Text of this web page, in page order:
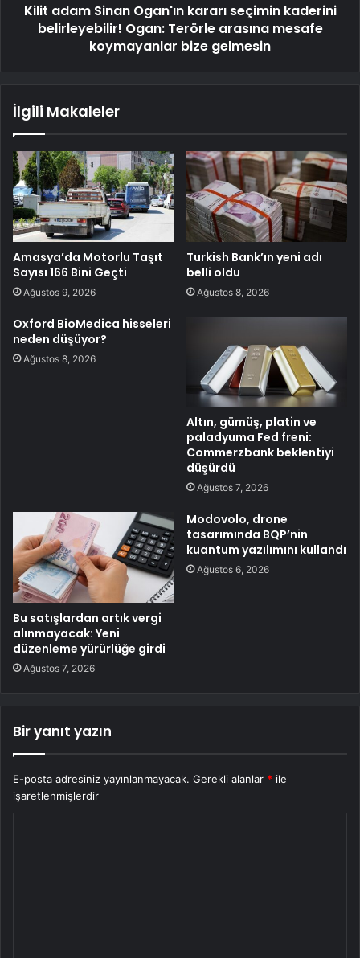
Kilit adam Sinan Ogan'ın kararı seçimin kaderini
belirleyebilir! Ogan: Terörle arasına mesafe
koymayanlar bize gelmesin
İlgili Makaleler
Amasya’da Motorlu Taşıt
Sayısı 166 Bini Geçti
Ağustos 9, 2026
Turkish Bank’ın yeni adı
belli oldu
Ağustos 8, 2026
Oxford BioMedica hisseleri
neden düşüyor?
Ağustos 8, 2026
Altın, gümüş, platin ve
paladyuma Fed freni:
Commerzbank beklentiyi
düşürdü
Ağustos 7, 2026
Bu satışlardan artık vergi
alınmayacak: Yeni
düzenleme yürürlüğe girdi
Ağustos 7, 2026
Modovolo, drone
tasarımında BQP’nin
kuantum yazılımını kullandı
Ağustos 6, 2026
Bir yanıt yazın
E-posta adresiniz yayınlanmayacak. Gerekli alanlar * ile
işaretlenmişlerdir